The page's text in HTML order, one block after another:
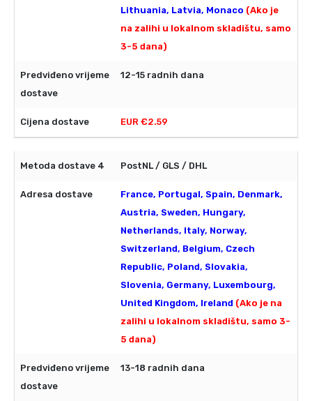
Lithuania, Latvia, Monaco (Ako je
na zalihi u lokalnom skladištu, samo
3-5 dana)
12-15 radnih dana
EUR €2.59
PostNL / GLS / DHL
France, Portugal, Spain, Denmark,
Austria, Sweden, Hungary,
Netherlands, Italy, Norway,
Switzerland, Belgium, Czech
Republic, Poland, Slovakia,
Slovenia, Germany, Luxembourg,
United Kingdom, Ireland (Ako je na
zalihi u lokalnom skladištu, samo 3-
5 dana)
13-18 radnih dana